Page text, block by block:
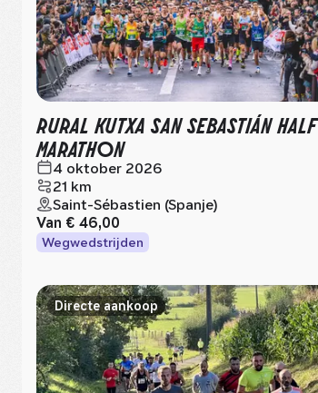
RURAL KUTXA SAN SEBASTIÁN HALF
MARATHON
4 oktober 2026
21 km
Saint-Sébastien (Spanje)
Van € 46,00
Wegwedstrijden
Directe aankoop